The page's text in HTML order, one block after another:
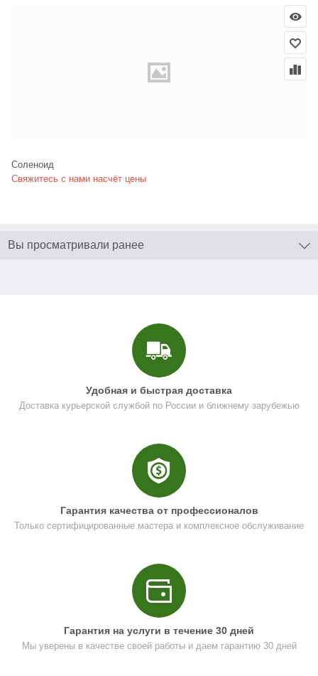
Соленоид
Свяжитесь с нами насчёт цены
Вы просматривали ранее
Удобная и быстрая доставка
Доставка курьерской службой по России и ближнему зарубежью
Гарантия качества от профессионалов
Только сертифицированные мастера и комплексное обслуживание
Гарантия на услуги в течение 30 дней
Мы уверены в качестве своей работы и даем гарантию 30 дней